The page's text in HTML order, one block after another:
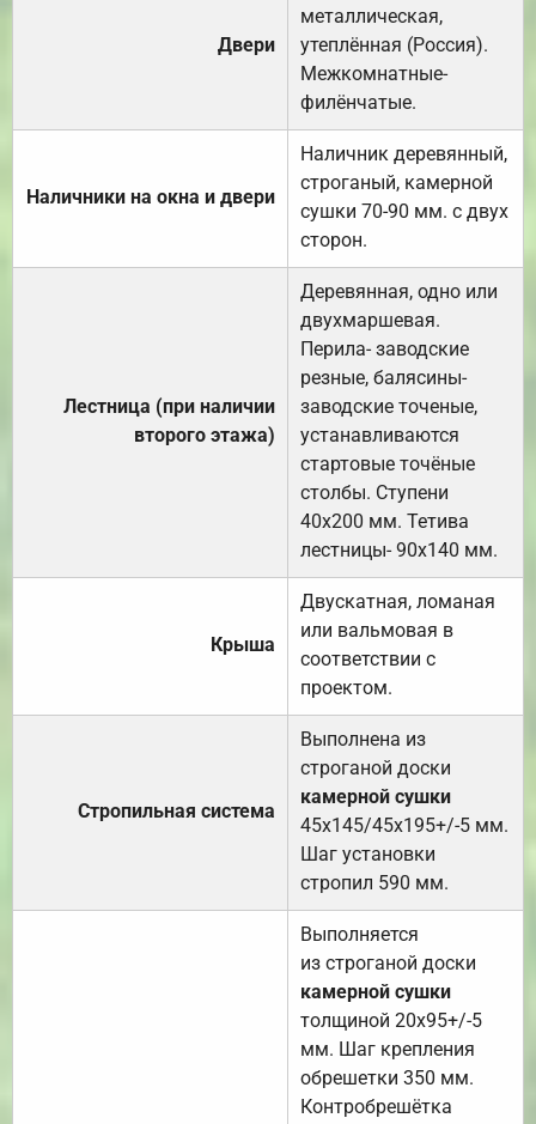
Двери
металлическая,
утеплённая (Россия).
Межкомнатные-
филёнчатые.
Наличники на окна и двери
Наличник деревянный,
строганый, камерной
сушки 70-90 мм. с двух
сторон.
Лестница (при наличии
второго этажа)
Деревянная, одно или
двухмаршевая.
Перила- заводские
резные, балясины-
заводские точеные,
устанавливаются
стартовые точёные
столбы. Ступени
40х200 мм. Тетива
лестницы- 90х140 мм.
Крыша
Двускатная, ломаная
или вальмовая в
соответствии с
проектом.
Стропильная система
Выполнена из
строганой доски
камерной сушки
45х145/45х195+/-5 мм.
Шаг установки
стропил 590 мм.
Выполняется
из строганой доски
камерной сушки
толщиной 20х95+/-5
мм. Шаг крепления
обрешетки 350 мм.
Контробрешётка